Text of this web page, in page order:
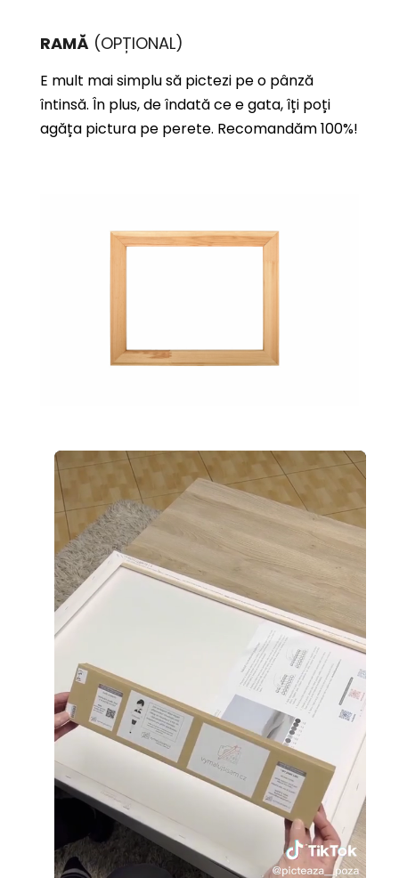
RAMĂ (OPȚIONAL)
E mult mai simplu să pictezi pe o pânză
întinsă. În plus, de îndată ce e gata, îți poți
agăța pictura pe perete. Recomandăm 100%!